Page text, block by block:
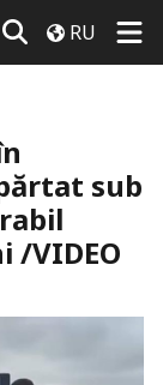
RU
sub
/VIDEO